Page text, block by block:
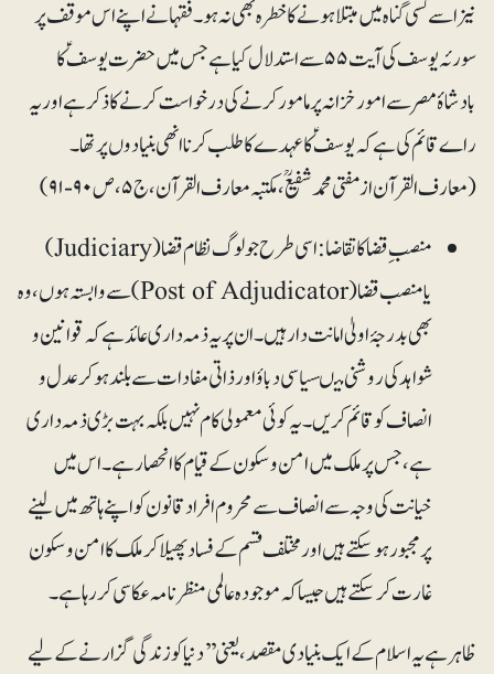
نیز اسے کسی گناہ میں مبتلا ہونے کا خطرہ بھی نہ ہو۔ فقہا نے اپنے اس موقف پر
سورئہ یوسف کی آیت ۵۵ سے استدلال کیا ہے جس میں حضرت یوسفؑ کا
بادشاۂ مصر سے امور خزانہ پر مامور کرنے کی درخواست کرنے کا ذکر ہے اور یہ
راے قائم کی ہے کہ یوسفؑ کا عہدے کا طلب کرنا انھی بنیادوں پر تھا۔
(معارف القرآن از مفتی محمد شفیع ؒ، مکتبہ معارف القرآن، ج۵، ص۹۰-۹۱)
منصبِ قضا کا تقاضا:اسی طرح جو لوگ نظام قضا (Judiciary)
یامنصب قضا (Post of Adjudicator) سے وابستہ ہوں، وہ
بھی بدرجۂ اولیٰ امانت دار ہیں۔ ان پر یہ ذمہ داری عائد ہے کہ قوانین و
شواہد کی روشنی میںسیاسی دباؤ اور ذاتی مفادات سے بلند ہوکر عدل و
انصاف کو قائم کریں۔ یہ کوئی معمولی کام نہیں بلکہ بہت بڑی ذمہ داری
ہے، جس پر ملک میں امن و سکون کے قیام کاانحصار ہے۔ اس میں
خیانت کی وجہ سے انصاف سے محروم افراد قانون کو اپنے ہاتھ میں لینے
پر مجبور ہوسکتے ہیں اورمختلف قسم کے فساد پھیلا کر ملک کا امن و سکون
غارت کرسکتے ہیں جیساکہ موجودہ عالمی منظرنامہ عکاسی کررہا ہے۔
ظاہر ہے یہ اسلام کے ایک بنیادی مقصد، یعنی ’’دنیا کو زندگی گزارنے کے لیے